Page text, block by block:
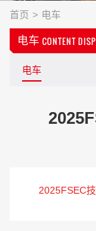
首页 > 电车
电车 CONTENT
电车
2025FSEC